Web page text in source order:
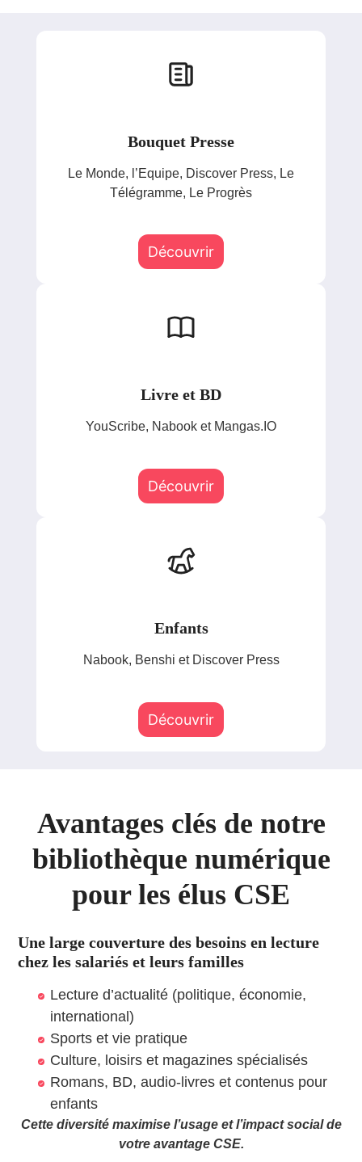
Bouquet Presse
Le Monde, l’Equipe, Discover Press, Le
Télégramme, Le Progrès
Découvrir
Livre et BD
YouScribe, Nabook et Mangas.IO
Découvrir
Enfants
Nabook, Benshi et Discover Press
Découvrir
Avantages clés de notre
bibliothèque numérique
pour les élus CSE
Une large couverture des besoins en lecture
chez les salariés et leurs familles
Lecture d’actualité (politique, économie,
international)
Sports et vie pratique
Culture, loisirs et magazines spécialisés
Romans, BD, audio-livres et contenus pour
enfants
Cette diversité maximise l’usage et l’impact social de
votre avantage CSE.